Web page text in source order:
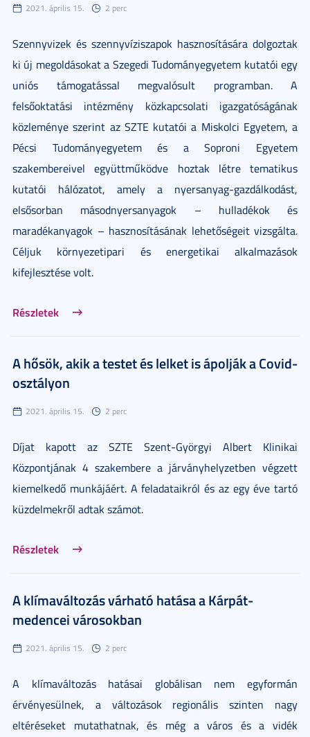
2021. április 15. 2 perc
Szennyvizek és szennyvíziszapok hasznosítására dolgoztak
ki új megoldásokat a Szegedi Tudományegyetem kutatói egy
uniós támogatással megvalósult programban. A
felsőoktatási intézmény közkapcsolati igazgatóságának
közleménye szerint az SZTE kutatói a Miskolci Egyetem, a
Pécsi Tudományegyetem és a Soproni Egyetem
szakembereivel együttműködve hoztak létre tematikus
kutatói hálózatot, amely a nyersanyag-gazdálkodást,
elsősorban másodnyersanyagok – hulladékok és
maradékanyagok – hasznosításának lehetőségeit vizsgálta.
Céljuk környezetipari és energetikai alkalmazások
kifejlesztése volt.
Részletek
A hősök, akik a testet és lelket is ápolják a Covid-
osztályon
2021. április 15. 2 perc
Díjat kapott az SZTE Szent-Györgyi Albert Klinikai
Központjának 4 szakembere a járványhelyzetben végzett
kiemelkedő munkájáért. A feladataikról és az egy éve tartó
küzdelmekről adtak számot.
Részletek
A klímaváltozás várható hatása a Kárpát-
medencei városokban
2021. április 15. 2 perc
A klímaváltozás hatásai globálisan nem egyformán
érvényesülnek, a változások regionális szinten nagy
eltéréseket mutathatnak, és még a város és a vidék